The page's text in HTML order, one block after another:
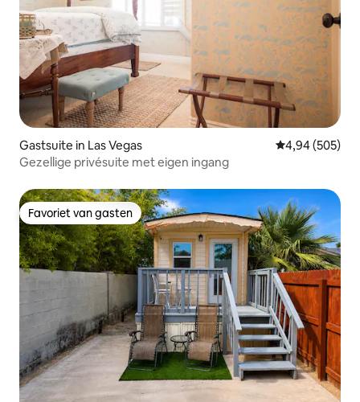
Gastsuite in Las Vegas Gemiddelde
4,94 (505)
Gezellige privésuite met eigen ingang
Favoriet van gasten
Favoriet van gasten